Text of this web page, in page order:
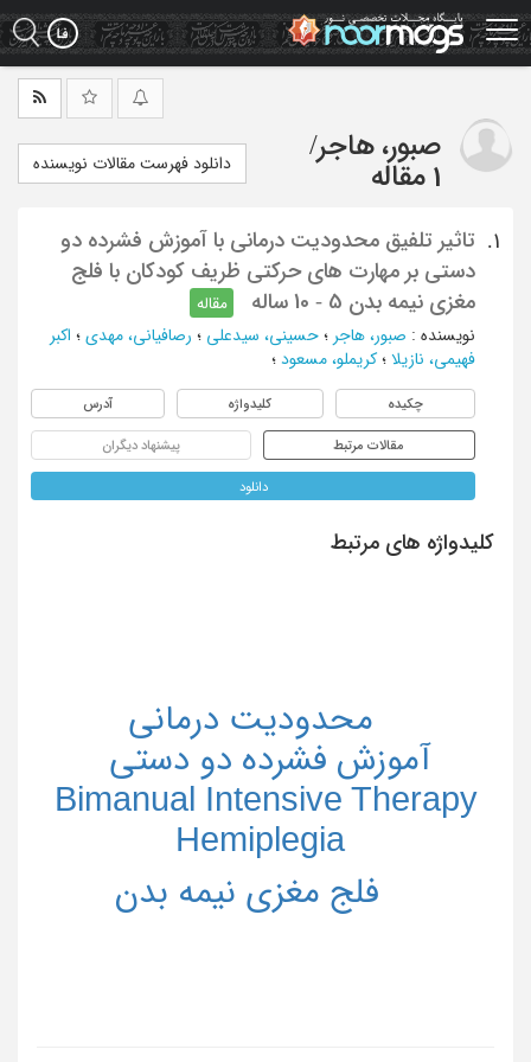
Skip
to
main
صبور، هاجر/
1 مقاله
دانلود فهرست مقالات نویسنده
1.
تاثیر تلفیق محدودیت درمانی با آموزش فشرده دو
دستی بر مهارت های حرکتی ظریف کودکان با فلج
مغزی نیمه بدن 5 - 10 ساله
مقاله
نویسنده : صبور، هاجر ؛ حسینی، سیدعلی ؛ رصافیانی، مهدی ؛ اکبر
فهیمی، نازیلا ؛ کریملو، مسعود ؛
چکیده کلیدواژه آدرس
مقالات مرتبط پیشنهاد دیگران
دانلود
کلیدواژه های مرتبط
Bimanual Intensive Therapy
Hemiplegia
آموزش فشرده دو دستی
فلج مغزی نیمه بدن
محدودیت درمانی